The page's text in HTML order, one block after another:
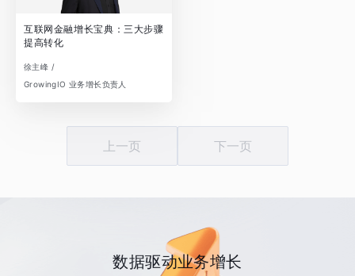
互联网金融增长宝典：三大步骤
提高转化
徐主峰 /
GrowingIO 业务增长负责人
上一页 下一页
数据驱动业务增长